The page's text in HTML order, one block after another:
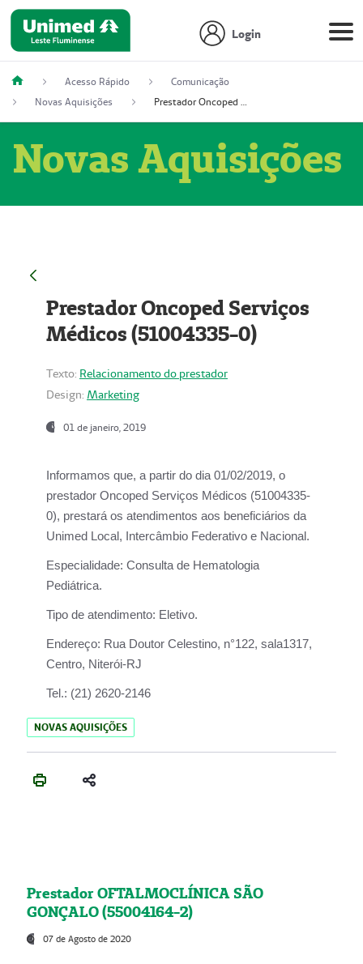
Login
Acesso Rápido
Comunicação
Novas Aquisições
Prestador Oncoped Serviços Médicos (51004335-0)
Novas Aquisições
Prestador Oncoped Serviços
Médicos (51004335-0)
Texto: Relacionamento do prestador
Design: Marketing
01 de janeiro, 2019
Informamos que, a partir do dia 01/02/2019, o
prestador Oncoped Serviços Médicos (51004335-
0), prestará os atendimentos aos beneficiários da
Unimed Local, Intercâmbio Federativo e Nacional.
Especialidade: Consulta de Hematologia
Pediátrica.
Tipo de atendimento: Eletivo.
Endereço: Rua Doutor Celestino, n°122, sala1317,
Centro, Niterói-RJ
Tel.: (21) 2620-2146
NOVAS AQUISIÇÕES
Prestador OFTALMOCLÍNICA SÃO
GONÇALO (55004164-2)
07 de Agosto de 2020